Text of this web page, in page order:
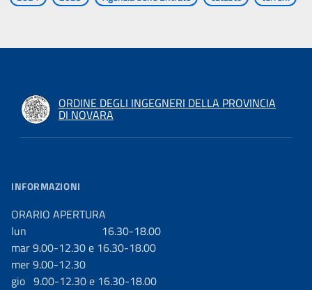
ORDINE DEGLI INGEGNERI DELLA PROVINCIA
DI NOVARA
INFORMAZIONI
ORARIO APERTURA
lun 16.30-18.00
mar 9.00-12.30 e 16.30-18.00
mer 9.00-12.30
gio 9.00-12.30 e 16.30-18.00